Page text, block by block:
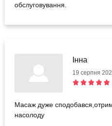
обслуговування.
Інна
19 серпня
Масаж дуже
насолоду